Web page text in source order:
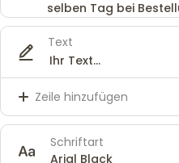
selben Tag bei
Text
Zeile hinzufügen
Schriftart
Arial Black